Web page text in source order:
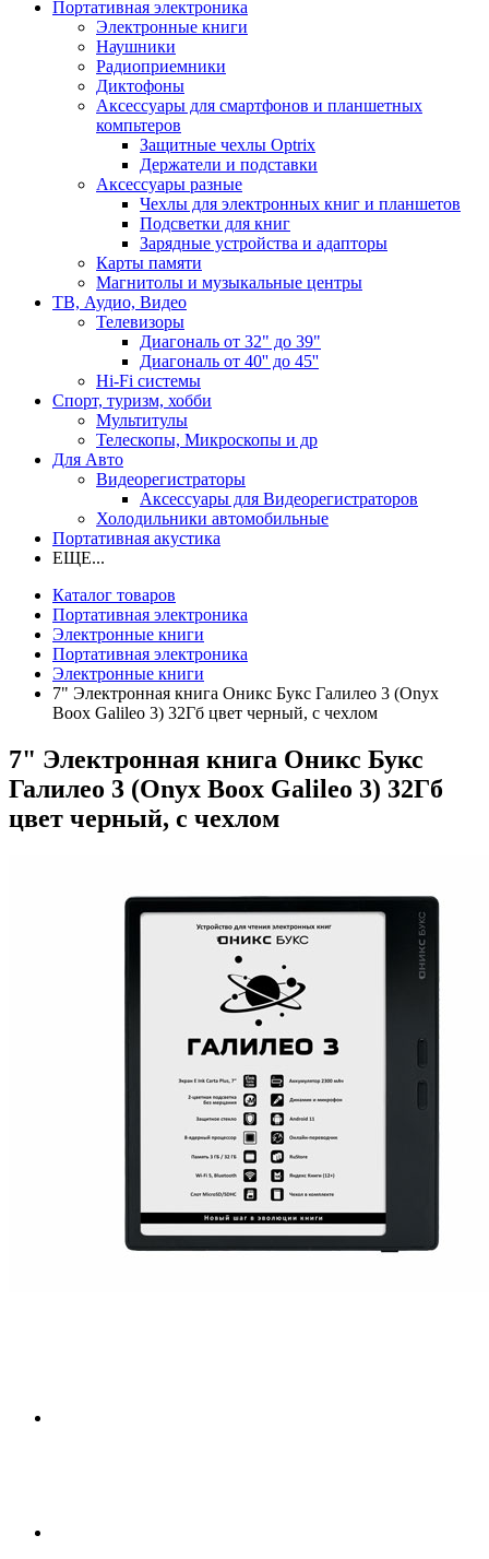
Портативная электроника
Электронные книги
Наушники
Радиоприемники
Диктофоны
Аксессуары для смартфонов и планшетных
компьтеров
Защитные чехлы Optrix
Держатели и подставки
Аксессуары разные
Чехлы для электронных книг и планшетов
Подсветки для книг
Зарядные устройства и адапторы
Карты памяти
Магнитолы и музыкальные центры
ТВ, Аудио, Видео
Телевизоры
Диагональ от 32" до 39"
Диагональ от 40'' до 45''
Hi-Fi системы
Спорт, туризм, хобби
Мультитулы
Телескопы, Микроскопы и др
Для Авто
Видеорегистраторы
Аксессуары для Видеорегистраторов
Холодильники автомобильные
Портативная акустика
ЕЩЕ...
Каталог товаров
Портативная электроника
Электронные книги
Портативная электроника
Электронные книги
7" Электронная книга Оникс Букс Галилео 3 (Onyx
Boox Galileo 3) 32Гб цвет черный, с чехлом
7" Электронная книга Оникс Букс
Галилео 3 (Onyx Boox Galileo 3) 32Гб
цвет черный, с чехлом